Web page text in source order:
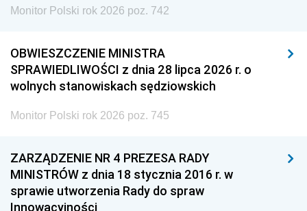
Monitor Polski rok 2026 poz. 742
OBWIESZCZENIE MINISTRA
SPRAWIEDLIWOŚCI z dnia 28 lipca 2026 r. o
wolnych stanowiskach sędziowskich
Monitor Polski rok 2026 poz. 745
ZARZĄDZENIE NR 4 PREZESA RADY
MINISTRÓW z dnia 18 stycznia 2016 r. w
sprawie utworzenia Rady do spraw
Innowacyjności